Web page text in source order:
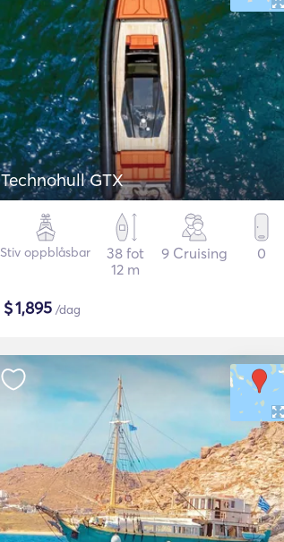
Technohull GTX
Stiv oppblåsbar
38 fot
12 m
9 Cruising 0
$1,895 /dag